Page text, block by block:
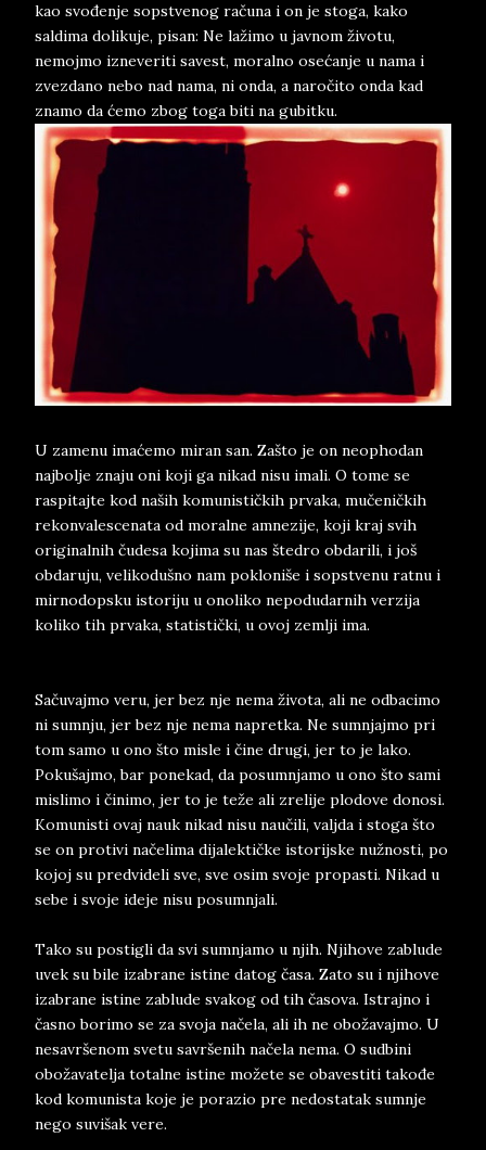
kao svođenje sopstvenog računa i on je stoga, kako
saldima dolikuje, pisan: Ne lažimo u javnom životu,
nemojmo izneveriti savest, moralno osećanje u nama i
zvezdano nebo nad nama, ni onda, a naročito onda kad
znamo da ćemo zbog toga biti na gubitku.
U zamenu imaćemo miran san. Zašto je on neophodan
najbolje znaju oni koji ga nikad nisu imali. O tome se
raspitajte kod naših komunističkih prvaka, mučeničkih
rekonvalescenata od moralne amnezije, koji kraj svih
originalnih čudesa kojima su nas štedro obdarili, i još
obdaruju, velikodušno nam pokloniše i sopstvenu ratnu i
mirnodopsku istoriju u onoliko nepodudarnih verzija
koliko tih prvaka, statistički, u ovoj zemlji ima.
Sačuvajmo veru, jer bez nje nema života, ali ne odbacimo
ni sumnju, jer bez nje nema napretka. Ne sumnjajmo pri
tom samo u ono što misle i čine drugi, jer to je lako.
Pokušajmo, bar ponekad, da posumnjamo u ono što sami
mislimo i činimo, jer to je teže ali zrelije plodove donosi.
Komunisti ovaj nauk nikad nisu naučili, valjda i stoga što
se on protivi načelima dijalektičke istorijske nužnosti, po
kojoj su predvideli sve, sve osim svoje propasti. Nikad u
sebe i svoje ideje nisu posumnjali.
Tako su postigli da svi sumnjamo u njih. Njihove zablude
uvek su bile izabrane istine datog časa. Zato su i njihove
izabrane istine zablude svakog od tih časova. Istrajno i
časno borimo se za svoja načela, ali ih ne obožavajmo. U
nesavršenom svetu savršenih načela nema. O sudbini
obožavatelja totalne istine možete se obavestiti takođe
kod komunista koje je porazio pre nedostatak sumnje
nego suvišak vere.